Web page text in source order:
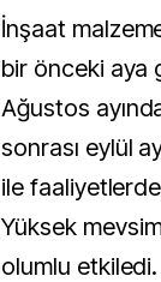
İnşaat
bir önceki aya
Ağustos
sonrası eylül
ile faaliyetlerde
Yüksek
olumlu etkiledi.